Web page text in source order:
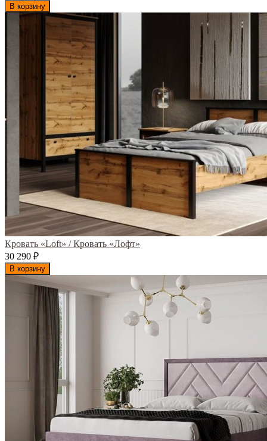
В корзину
Кровать «Loft» / Кровать «Лофт»
30 290 ₽
В корзину